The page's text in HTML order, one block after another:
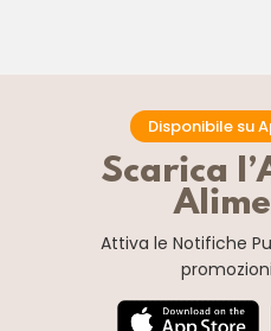
Disponibile su
Scarica
Attiva le Notifiche